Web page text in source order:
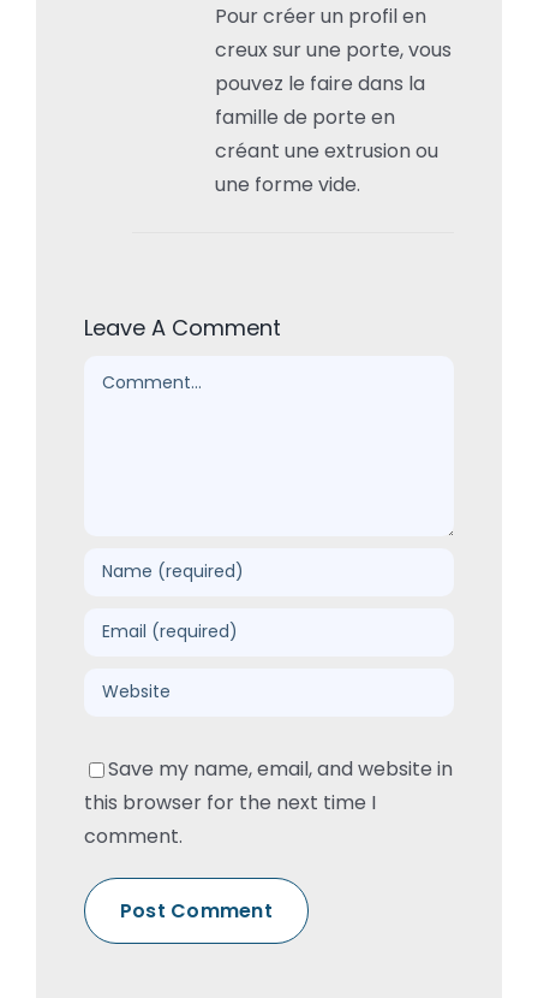
Pour créer un profil en
creux sur une porte, vous
pouvez le faire dans la
famille de porte en
créant une extrusion ou
une forme vide.
Leave A Comment
Comment
Save my name, email, and website in
this browser for the next time I
comment.